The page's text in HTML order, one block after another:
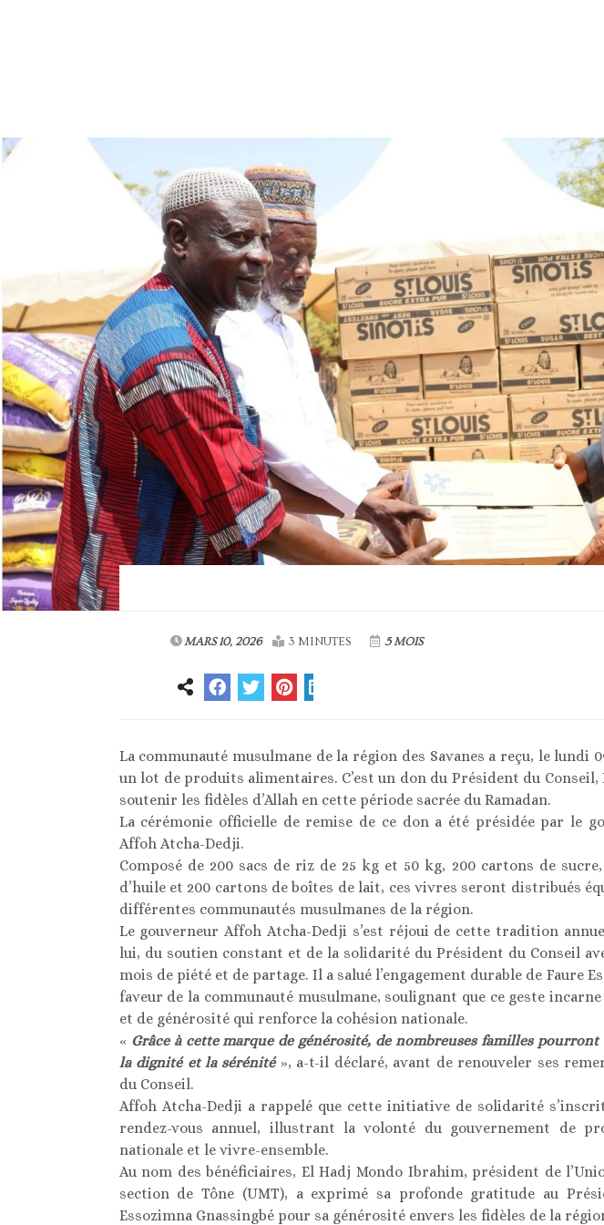
MARS 10, 2026 3 MINUTES 5 MOIS
La communauté musulmane de la région des Savanes a reçu, le lundi
un lot de produits alimentaires. C’est un don du Président du Conseil,
soutenir les fidèles d’Allah en cette période sacrée du Ramadan.
La cérémonie officielle de remise de ce don a été présidée par le
Affoh Atcha-Dedji.
Composé de 200 sacs de riz de 25 kg et 50 kg, 200 cartons de
d’huile et 200 cartons de boîtes de lait, ces vivres seront distribués
différentes communautés musulmanes de la région.
Le gouverneur Affoh Atcha-Dedji s’est réjoui de cette tradition
lui, du soutien constant et de la solidarité du Président du Conseil
mois de piété et de partage. Il a salué l’engagement durable de Faure
faveur de la communauté musulmane, soulignant que ce geste
et de générosité qui renforce la cohésion nationale.
« Grâce à cette marque de générosité, de nombreuses familles
la dignité et la sérénité», a-t-il déclaré, avant de renouveler ses
du Conseil.
Affoh Atcha-Dedji a rappelé que cette initiative de solidarité
rendez-vous annuel, illustrant la volonté du gouvernement de
nationale et le vivre-ensemble.
Au nom des bénéficiaires, El Hadj Mondo Ibrahim, président de
section de Tône (UMT), a exprimé sa profonde gratitude au
Essozimna Gnassingbé pour sa générosité envers les fidèles de la